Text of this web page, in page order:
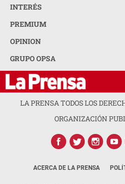
INTERÉS
PREMIUM
OPINION
GRUPO OPSA
LA PRENSA TODOS LOS
ORGANIZACIÓN
ACERCA DE LA PRENSA